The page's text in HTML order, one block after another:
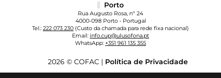
Porto
Rua Augusto Rosa, nº 24
4000-098 Porto - Portugal
Tel.: 222 073 230 (Custo da chamada para rede fixa nacional)
Email: info.cup@ulusofona.pt
WhatsApp: +351 961 135 355
2026 © COFAC | Política de Privacidade